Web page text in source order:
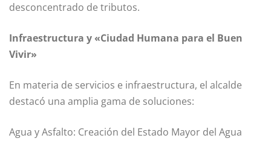
desconcentrado de tributos.
Infraestructura y «Ciudad Humana para el Buen
Vivir»
En materia de servicios e infraestructura, el alcalde
destacó una amplia gama de soluciones:
Agua y Asfalto: Creación del Estado Mayor del Agua